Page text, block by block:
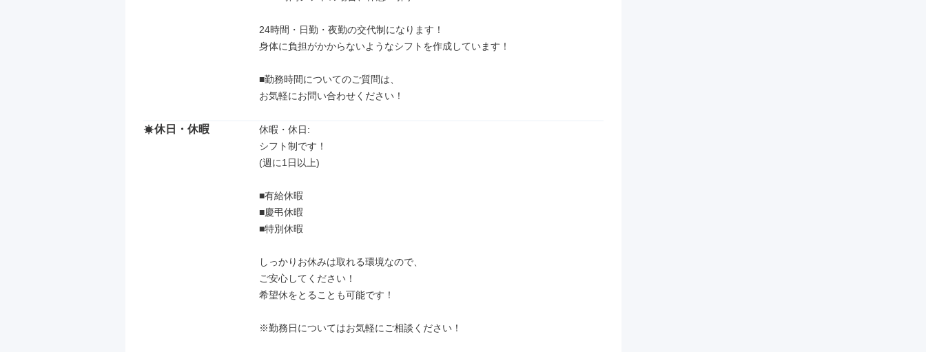
24時間・日勤・夜勤の交代制になります！
身体に負担がかからないようなシフトを作成しています！
■勤務時間についてのご質問は、
お気軽にお問い合わせください！
休日・休暇
休暇・休日:
シフト制です！
(週に1日以上)
■有給休暇
■慶弔休暇
■特別休暇
しっかりお休みは取れる環境なので、
ご安心してください！
希望休をとることも可能です！
※勤務日についてはお気軽にご相談ください！